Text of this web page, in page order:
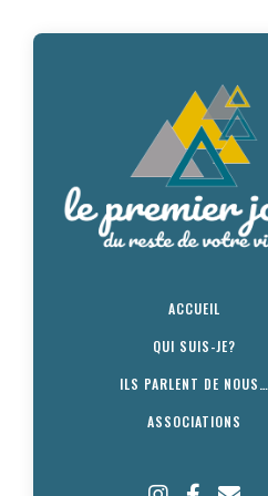
ACCUEIL
QUI SUIS-JE?
ILS PARLENT DE NOUS…
ASSOCIATIONS